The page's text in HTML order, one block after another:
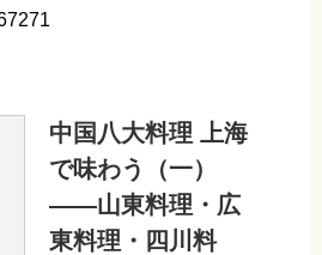
中国八大料理 上海
で味わう（一）
——山東料理・広
東料理・四川料